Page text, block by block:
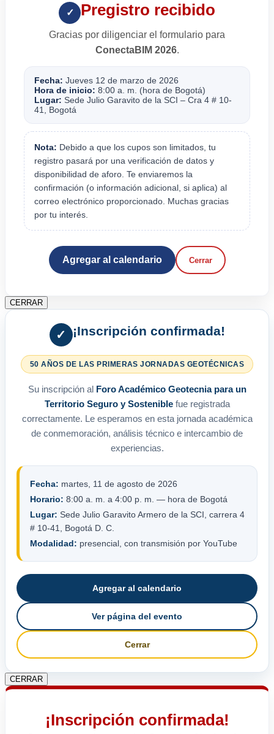
✓ Pregistro recibido
Gracias por diligenciar el formulario para
ConectaBIM 2026.
Fecha: Jueves 12 de marzo de 2026
Hora de inicio: 8:00 a. m. (hora de Bogotá)
Lugar: Sede Julio Garavito de la SCI – Cra 4 # 10-
41, Bogotá
Nota: Debido a que los cupos son limitados, tu
registro pasará por una verificación de datos y
disponibilidad de aforo. Te enviaremos la
confirmación (o información adicional, si aplica) al
correo electrónico proporcionado. Muchas gracias
por tu interés.
Agregar al calendario Cerrar
CERRAR
✓ ¡Inscripción confirmada!
50 AÑOS DE LAS PRIMERAS JORNADAS GEOTÉCNICAS
Su inscripción al Foro Académico Geotecnia para un
Territorio Seguro y Sosteniblefue registrada
correctamente. Le esperamos en esta jornada académica
de conmemoración, análisis técnico e intercambio de
experiencias.
Fecha: martes, 11 de agosto de 2026
Horario: 8:00 a. m. a 4:00 p. m. — hora de Bogotá
Lugar: Sede Julio Garavito Armero de la SCI, carrera 4
# 10-41, Bogotá D. C.
Modalidad: presencial, con transmisión por YouTube
Agregar al calendario
Ver página del evento
Cerrar
CERRAR
¡Inscripción confirmada!